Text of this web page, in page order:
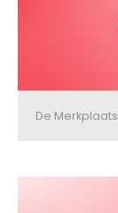
De Merkplaats